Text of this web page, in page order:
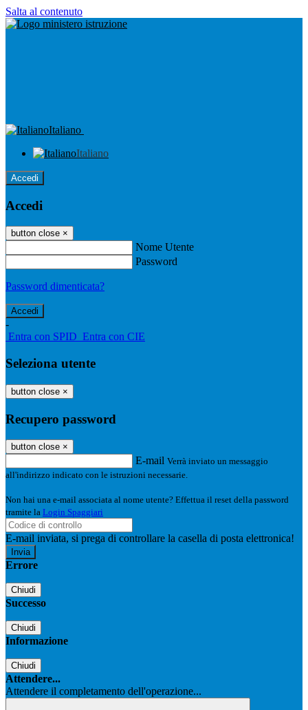
Salta al contenuto
Italiano
Italiano
Accedi
Accedi
button close ×
Nome Utente
Password
Password dimenticata?
-
Entra con SPID Entra con CIE
Seleziona utente
button close ×
Recupero password
button close ×
E-mail Verrà inviato un messaggio
all'indirizzo indicato con le istruzioni necessarie.
Non hai una e-mail associata al nome utente? Effettua il reset della password
tramite la Login Spaggiari
E-mail inviata, si prega di controllare la casella di posta elettronica!
Errore
Chiudi
Successo
Chiudi
Informazione
Chiudi
Attendere...
Attendere il completamento dell'operazione...